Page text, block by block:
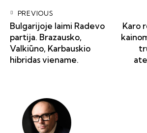
PREVIOUS
Bulgarijoje laimi Radevo
partija. Brazausko,
Valkiūno, Karbauskio
hibridas viename.
Karo